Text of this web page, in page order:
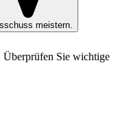
meistern.
Sie wichtige